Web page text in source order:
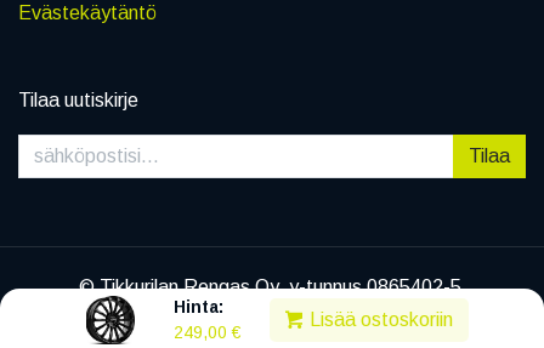
Hinta:
249,00 €
Lisää ostoskoriin
Evästekäytäntö
Tilaa uutiskirje
Tilaa
© Tikkurilan Rengas Oy, y-tunnus 0865402-5
|Tietosuojaseloste